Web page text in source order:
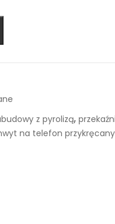
z pyrolizą,
na telefon przykręcany